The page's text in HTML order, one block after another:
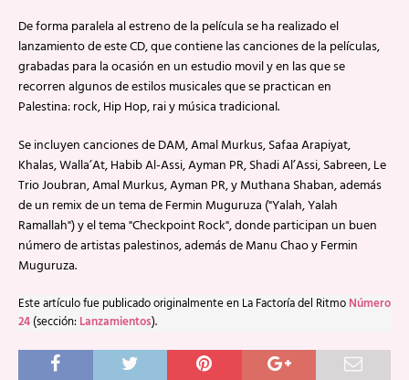
De forma paralela al estreno de la película se ha realizado el
lanzamiento de este CD, que contiene las canciones de la películas,
grabadas para la ocasión en un estudio movil y en las que se
recorren algunos de estilos musicales que se practican en
Palestina: rock, Hip Hop, rai y música tradicional.
Se incluyen canciones de DAM, Amal Murkus, Safaa Arapiyat,
Khalas, Walla’At, Habib Al-Assi, Ayman PR, Shadi Al’Assi, Sabreen, Le
Trio Joubran, Amal Murkus, Ayman PR, y Muthana Shaban, además
de un remix de un tema de Fermin Muguruza ("Yalah, Yalah
Ramallah") y el tema "Checkpoint Rock", donde participan un buen
número de artistas palestinos, además de Manu Chao y Fermin
Muguruza.
Este artículo fue publicado originalmente en La Factoría del Ritmo Número
24 (sección: Lanzamientos).